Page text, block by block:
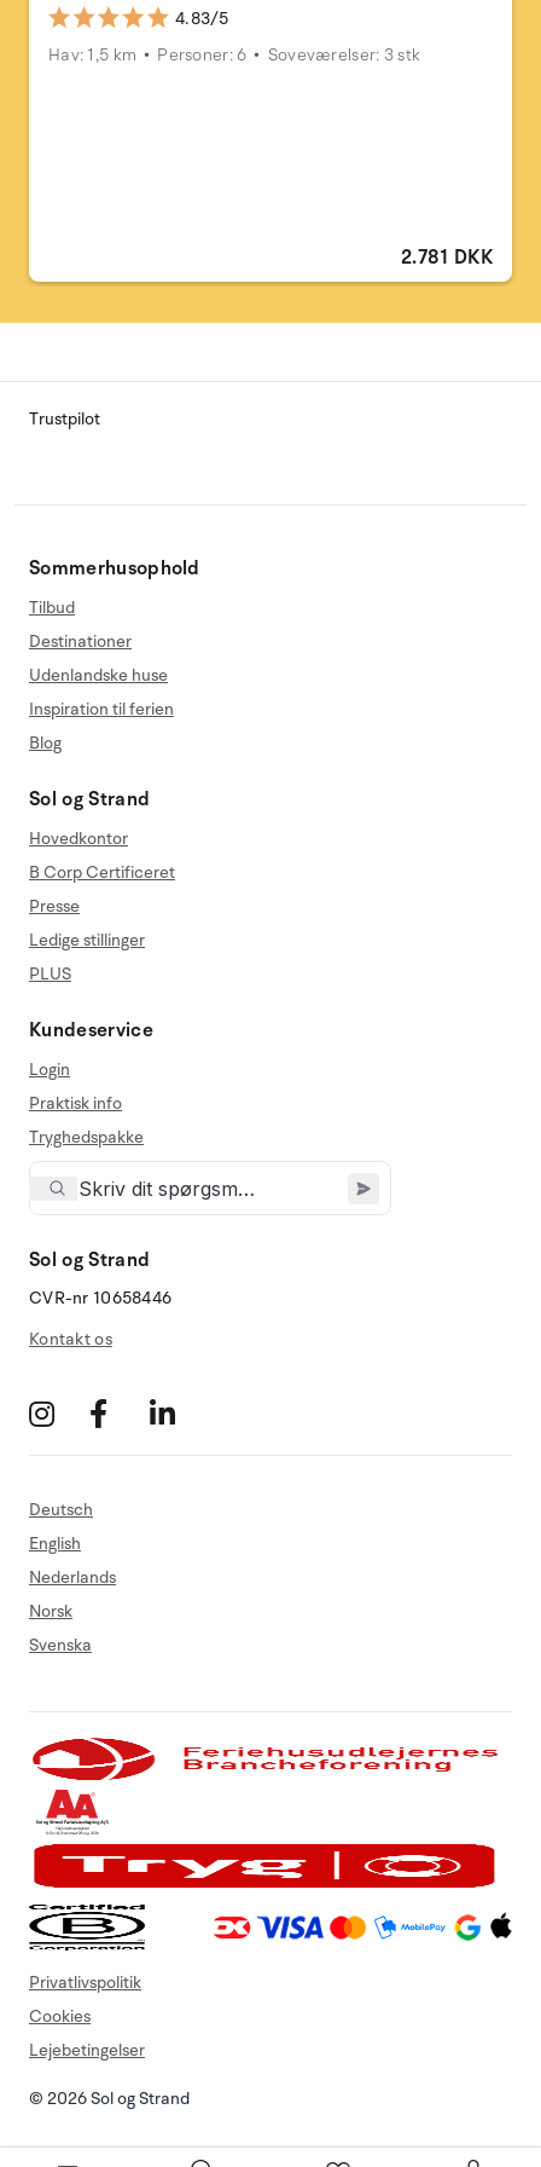
4.83/5
Hav: 1,5 km
Personer: 6 Soveværelser: 3 stk
2.781 DKK
Trustpilot
Sommerhusophold
Tilbud
Destinationer
Udenlandske huse
Inspiration til ferien
Blog
Sol og Strand
Hovedkontor
B Corp Certificeret
Presse
Ledige stillinger
PLUS
Kundeservice
Login
Praktisk info
Tryghedspakke
Sol og Strand
CVR-nr 10658446
Kontakt os
Deutsch
English
Nederlands
Norsk
Svenska
© 2026 Sol og Strand
Privatlivspolitik
Cookies
Lejebetingelser